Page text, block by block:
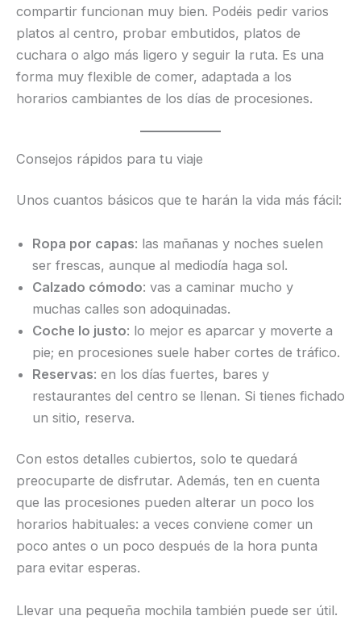
compartir funcionan muy bien. Podéis pedir varios
platos al centro, probar embutidos, platos de
cuchara o algo más ligero y seguir la ruta. Es una
forma muy flexible de comer, adaptada a los
horarios cambiantes de los días de procesiones.
Consejos rápidos para tu viaje
Unos cuantos básicos que te harán la vida más fácil:
Ropa por capas: las mañanas y noches suelen
ser frescas, aunque al mediodía haga sol.
Calzado cómodo: vas a caminar mucho y
muchas calles son adoquinadas.
Coche lo justo: lo mejor es aparcar y moverte a
pie; en procesiones suele haber cortes de tráfico.
Reservas: en los días fuertes, bares y
restaurantes del centro se llenan. Si tienes fichado
un sitio, reserva.
Con estos detalles cubiertos, solo te quedará
preocuparte de disfrutar. Además, ten en cuenta
que las procesiones pueden alterar un poco los
horarios habituales: a veces conviene comer un
poco antes o un poco después de la hora punta
para evitar esperas.
Llevar una pequeña mochila también puede ser útil.